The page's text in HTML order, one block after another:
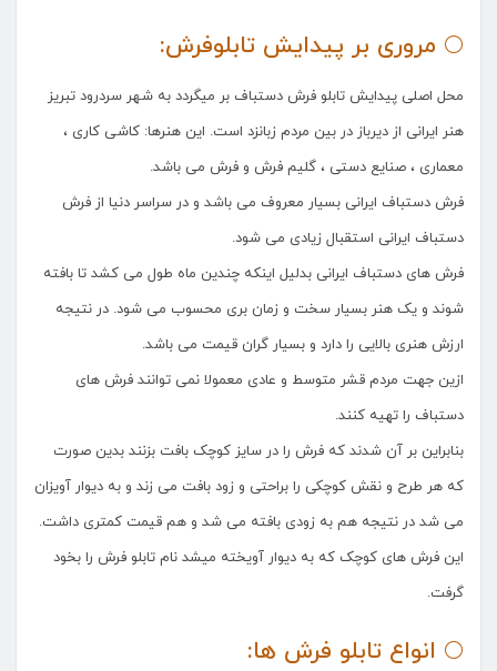
🌕 مروری بر پیدایش تابلوفرش:
محل اصلی پیدایش تابلو فرش دستباف بر میگردد به شهر سردرود تبریز
هنر ایرانی از دیرباز در بین مردم زبانزد است. این هنرها: کاشی کاری ،
معماری ، صنایع دستی ، گلیم فرش و فرش می باشد.
فرش دستباف ایرانی بسیار معروف می باشد و در سراسر دنیا از فرش
دستباف ایرانی استقبال زیادی می شود.
فرش های دستباف ایرانی بدلیل اینکه چندین ماه طول می کشد تا بافته
شوند و یک هنر بسیار سخت و زمان بری محسوب می شود. در نتیجه
ارزش هنری بالایی را دارد و بسیار گران قیمت می باشد.
ازین جهت مردم قشر متوسط و عادی معمولا نمی توانند فرش های
دستباف را تهیه کنند.
بنابراین بر آن شدند که فرش را در سایز کوچک بافت بزنند بدین صورت
که هر طرح و نقش کوچکی را براحتی و زود بافت می زند و به دیوار آویزان
می شد در نتیجه هم به زودی بافته می شد و هم قیمت کمتری داشت.
این فرش های کوچک که به دیوار آویخته میشد نام تابلو فرش را بخود
گرفت.
🌕 انواع تابلو فرش ها: